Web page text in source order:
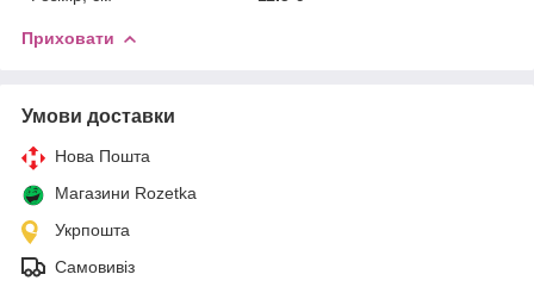
Приховати
Умови доставки
Нова Пошта
Магазини Rozetka
Укрпошта
Самовивіз